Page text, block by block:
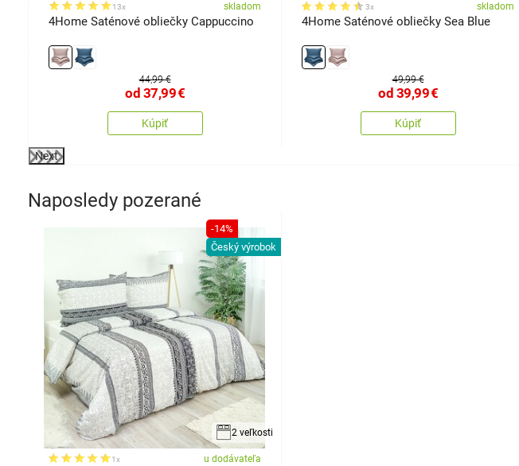
13x skladom
4Home Saténové obliečky Cappuccino
44,99 €
od 37,99€
Kúpiť
3x skladom
4Home Saténové obliečky Sea Blue
49,99 €
od 39,99€
Kúpiť
Next
Naposledy pozerané
-14%
Český výrobok
2 veľkosti
1x u dodávateľa